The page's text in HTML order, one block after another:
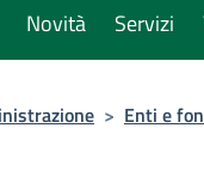
Novità Servizi
> Enti e